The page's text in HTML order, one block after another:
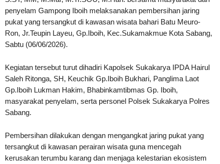
penyelam Gampong Iboih melaksanakan pembersihan jaring
pukat yang tersangkut di kawasan wisata bahari Batu Meuro-
Ron, Jr.Teupin Layeu, Gp.Iboih, Kec.Sukamakmue Kota Sabang,
Sabtu (06/06/2026).
Kegiatan tersebut turut dihadiri Kapolsek Sukakarya IPDA Hairul
Saleh Ritonga, SH, Keuchik Gp.Iboih Bukhari, Panglima Laot
Gp.Iboih Lukman Hakim, Bhabinkamtibmas Gp. Iboih,
masyarakat penyelam, serta personel Polsek Sukakarya Polres
Sabang.
Pembersihan dilakukan dengan mengangkat jaring pukat yang
tersangkut di kawasan perairan wisata guna mencegah
kerusakan terumbu karang dan menjaga kelestarian ekosistem